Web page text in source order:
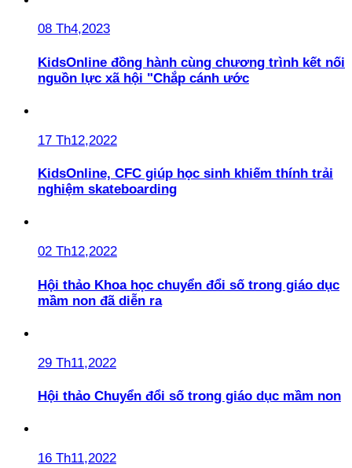
08 Th4,2023
KidsOnline đồng hành cùng chương trình kết nối
nguồn lực xã hội "Chắp cánh ước
17 Th12,2022
KidsOnline, CFC giúp học sinh khiếm thính trải
nghiệm skateboarding
02 Th12,2022
Hội thảo Khoa học chuyển đổi số trong giáo dục
mầm non đã diễn ra
29 Th11,2022
Hội thảo Chuyển đổi số trong giáo dục mầm non
16 Th11,2022